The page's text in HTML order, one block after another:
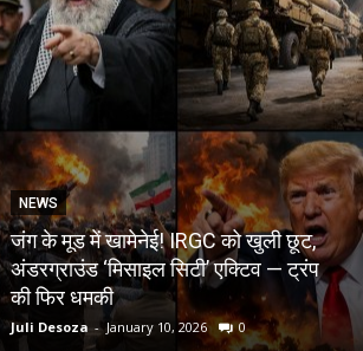
NEWS
जंग के मूड में खामेनेई! IRGC को खुली छूट,
अंडरग्राउंड ‘मिसाइल सिटी’ एक्टिव — ट्रंप
की फिर धमकी
Juli Desoza - January 10, 2026 0